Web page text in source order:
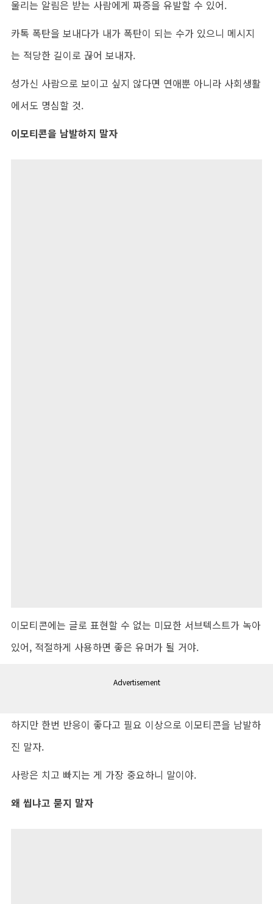
울리는 알림은 받는 사람에게 짜증을 유발할 수 있어.
카톡 폭탄을 보내다가 내가 폭탄이 되는 수가 있으니 메시지
는 적당한 길이로 끊어 보내자.
성가신 사람으로 보이고 싶지 않다면 연애뿐 아니라 사회생활
에서도 명심할 것.
이모티콘을 남발하지 말자
이모티콘에는 글로 표현할 수 없는 미묘한 서브텍스트가 녹아
있어, 적절하게 사용하면 좋은 유머가 될 거야.
Advertisement
하지만 한번 반응이 좋다고 필요 이상으로 이모티콘을 남발하
진 말자.
사랑은 치고 빠지는 게 가장 중요하니 말이야.
왜 씹냐고 묻지 말자